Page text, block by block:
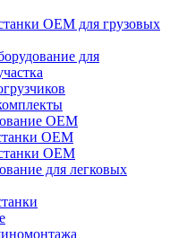
ОЕМ для грузовых
для
ОЕМ
ОЕМ
ОЕМ
для легковых